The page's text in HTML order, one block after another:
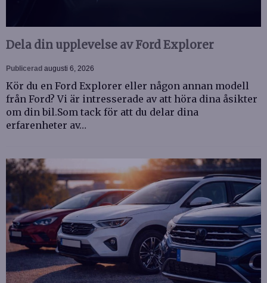
Dela din upplevelse av Ford Explorer
Publicerad augusti 6, 2026
Kör du en Ford Explorer eller någon annan modell
från Ford? Vi är intresserade av att höra dina åsikter
om din bil.Som tack för att du delar dina
erfarenheter av…